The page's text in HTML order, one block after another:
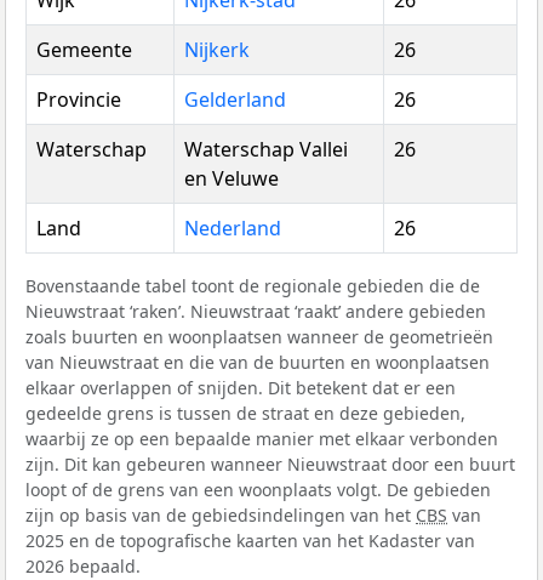
Gemeente
Nijkerk
26
Provincie
Gelderland
26
Waterschap
Waterschap Vallei
en Veluwe
26
Land Nederland 26
Bovenstaande tabel toont de regionale gebieden die de
Nieuwstraat ‘raken’. Nieuwstraat ‘raakt’ andere gebieden
zoals buurten en woonplaatsen wanneer de geometrieën
van Nieuwstraat en die van de buurten en woonplaatsen
elkaar overlappen of snijden. Dit betekent dat er een
gedeelde grens is tussen de straat en deze gebieden,
waarbij ze op een bepaalde manier met elkaar verbonden
zijn. Dit kan gebeuren wanneer Nieuwstraat door een buurt
loopt of de grens van een woonplaats volgt. De gebieden
zijn op basis van de gebiedsindelingen van het CBS van
2025 en de topografische kaarten van het Kadaster van
2026 bepaald.